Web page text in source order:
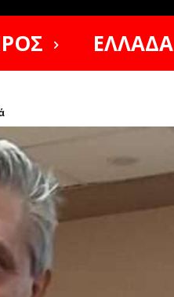
ΕΛΛΑΔΑ